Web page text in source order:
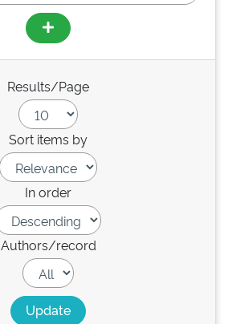
Results/Page
Sort items by
In order
Authors/record